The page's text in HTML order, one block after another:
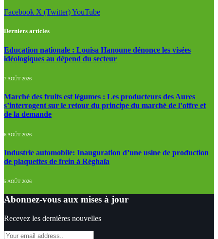
Facebook X (Twitter)YouTube
Derniers articles
Education nationale : Louisa Hanoune dénonce les visées
idéologiques au dépend du secteur
7 AOÛT 2026
Marché des fruits est légumes : Les producteurs des Aures
s’interrogent sur le retour du principe du marché de l’offre et
de la demande
6 AOÛT 2026
Industrie automobile: Inauguration d’une usine de production
de plaquettes de frein à Réghaïa
5 AOÛT 2026
Abonnez-vous aux mises à jour
Recevez les dernières nouvelles